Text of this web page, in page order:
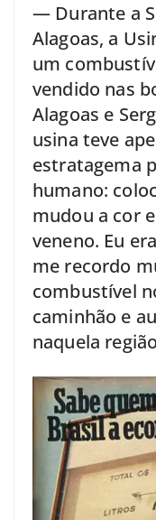
— Durante a
Alagoas, a
um
vendido nas
Alagoas e
usina teve
estratagema
humano:
mudou a cor
veneno. Eu
me recordo
combustível
caminhão e
naquela